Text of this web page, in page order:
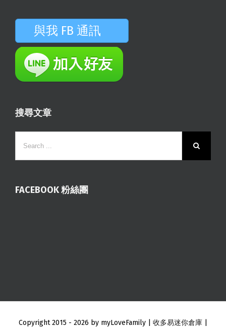
與我 FB 通訊
搜尋文章
FACEBOOK 粉絲團
Copyright 2015 - 2026 by myLoveFamily | 收多易迷你倉庫